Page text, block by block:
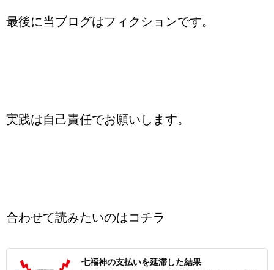
最後に当ブログはフィクションです。
実践は自己責任でお願いします。
合わせて読みたいのはコチラ
七福神の支払いを延滞した結果